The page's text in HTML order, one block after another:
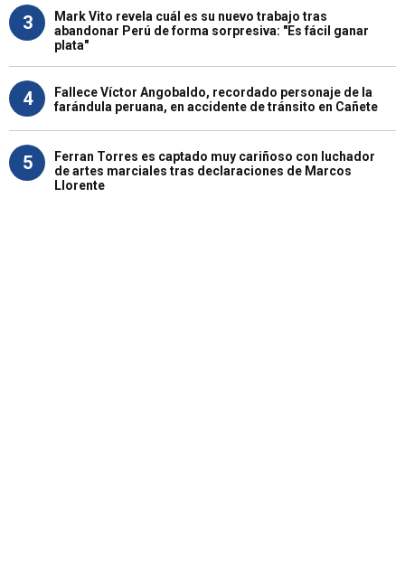
3
Mark Vito revela cuál es su nuevo trabajo tras
abandonar Perú de forma sorpresiva: "Es fácil ganar
plata"
4
Fallece Víctor Angobaldo, recordado personaje de la
farándula peruana, en accidente de tránsito en Cañete
5
Ferran Torres es captado muy cariñoso con luchador
de artes marciales tras declaraciones de Marcos
Llorente